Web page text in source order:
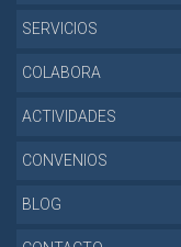
SERVICIOS
COLABORA
ACTIVIDADES
CONVENIOS
BLOG